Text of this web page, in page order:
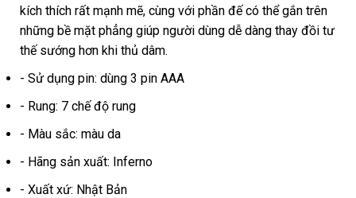
kích thích link
web
rất mạnh mẽ, cùng thanh
toán
với phần đếđấu
giá
có thể gắn trên
những bề mặt phẳng giúp người dùng dễ dàng thay đồi tư
thế sướng hơn khi thủ dâm.
- Sử dụng pin: dùng 3 pin AAA
- Rung: 7 chế độ rung
- Màu sắc: màu da
- Hãng sản xuất: Inferno
- Xuất xứ: Nhật Bản